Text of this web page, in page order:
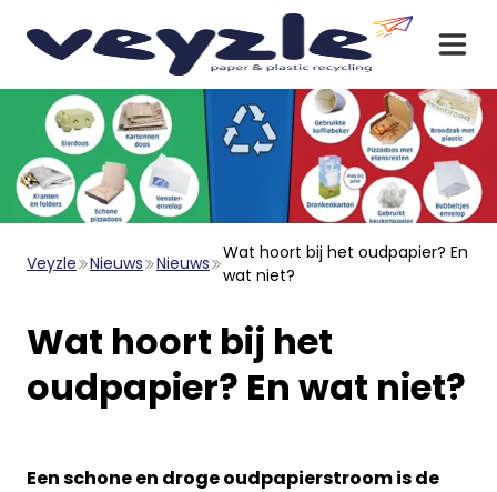
Veyzle Nieuws Nieuws
Wat hoort bij het oudpapier? En
wat niet?
Wat hoort bij het
oudpapier? En wat niet?
Een schone en droge oudpapierstroom is de